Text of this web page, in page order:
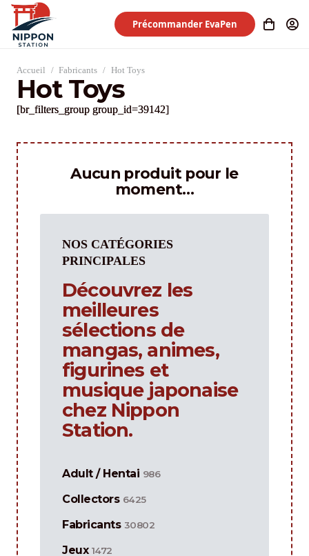
Précommander EvaPen
Accueil / Fabricants / Hot Toys
Hot Toys
[br_filters_group group_id=39142]
Aucun produit pour le
moment…
NOS CATÉGORIES
PRINCIPALES
Découvrez les
meilleures
sélections de
mangas, animes,
figurines et
musique japonaise
chez Nippon
Station.
Adult / Hentai 986
Collectors 6425
Fabricants 30802
Jeux 1472